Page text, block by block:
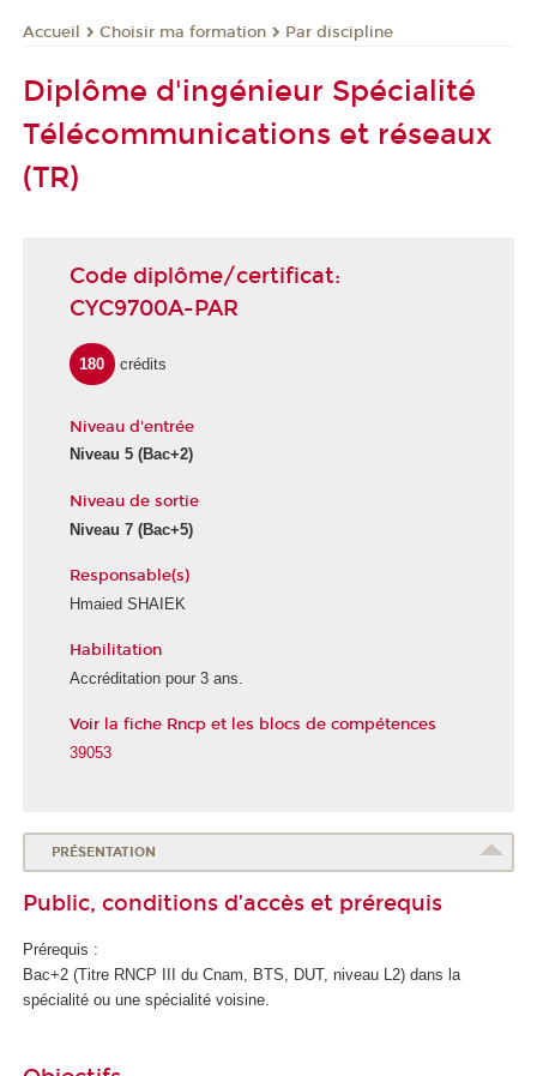
Accueil Choisir ma formation Par discipline
Diplôme d'ingénieur Spécialité
Télécommunications et réseaux
(TR)
Code diplôme/certificat:
CYC9700A-PAR
180 crédits
Niveau d'entrée
Niveau 5 (Bac+2)
Niveau de sortie
Niveau 7 (Bac+5)
Responsable(s)
Hmaied SHAIEK
É
c
l
e
u
m
é
i
q
u
Habilitation
Accréditation pour 3 ans.
Voir la fiche Rncp et les blocs de compétences
39053
PRÉSENTATION
Public, conditions d’accès et prérequis
Prérequis :
Bac+2 (Titre RNCP III du Cnam, BTS, DUT, niveau L2) dans la
spécialité ou une spécialité voisine.